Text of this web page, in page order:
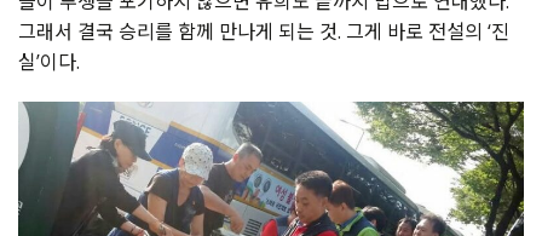
그래서 결국 승리를 함께 만나게 되는 것. 그게 바로 전설의 ‘진
실’이다.